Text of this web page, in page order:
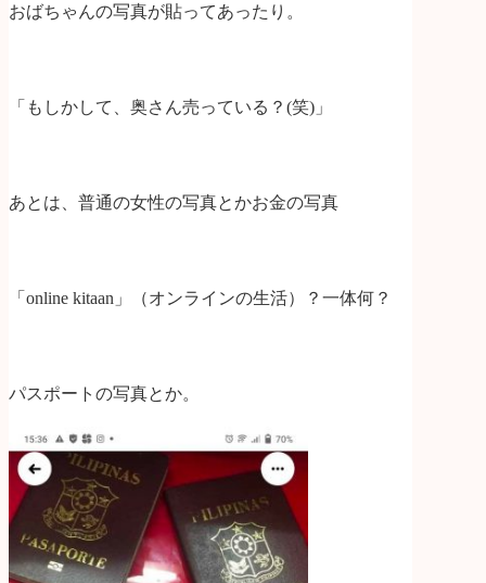
おばちゃんの写真が貼ってあったり。
「もしかして、奥さん売っている？(笑)」
あとは、普通の女性の写真とかお金の写真
「online kitaan」（オンラインの生活）？一体何？
パスポートの写真とか。